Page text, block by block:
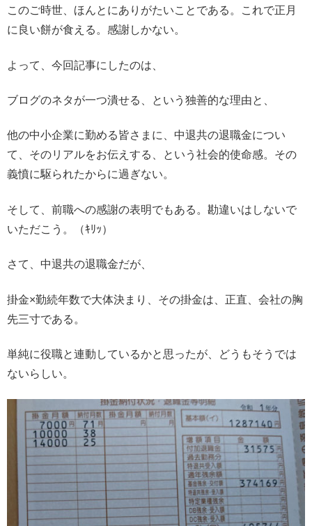
このご時世、ほんとにありがたいことである。これで正月
に良い餅が食える。感謝しかない。
よって、今回記事にしたのは、
ブログのネタが一つ潰せる、という独善的な理由と、
他の中小企業に勤める皆さまに、中退共の退職金につい
て、そのリアルをお伝えする、という社会的使命感。その
義憤に駆られたからに過ぎない。
そして、前職への感謝の表明でもある。勘違いはしないで
いただこう。（ｷﾘｯ）
さて、中退共の退職金だが、
掛金×勤続年数で大体決まり、その掛金は、正直、会社の胸
先三寸である。
単純に役職と連動しているかと思ったが、どうもそうでは
ないらしい。